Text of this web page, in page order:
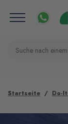
Startseite Do-